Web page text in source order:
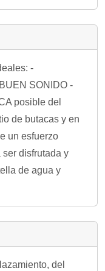
-
SONIDO -
posible del
de butacas y en
un esfuerzo
disfrutada y
de agua y
del